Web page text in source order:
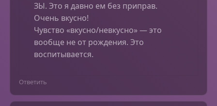
ЗЫ. Это я давно ем без приправ.
Очень вкусно!
Чувство «вкусно/невкусно» — это
вообще не от рождения. Это
воспитывается.
Ответить